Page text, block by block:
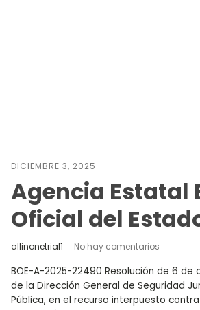
DICIEMBRE 3, 2025
Agencia Estatal
Oficial del
allinonetrial1 No hay comentarios
BOE-A-2025-22490 Resolución de 6 de
de la Dirección General de Seguridad
Pública, en el recurso interpuesto